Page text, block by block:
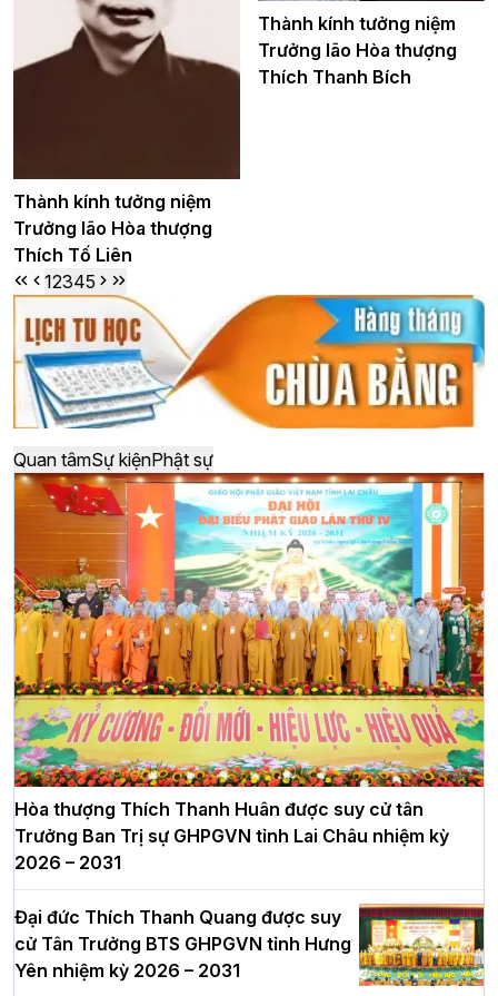
Thành kính tưởng niệm
Trưởng lão Hòa thượng
Thích Tố Liên
Thành kính tưởng niệm
Trưởng lão Hòa thượng
Thích Thanh Bích
12345
Quan tâmSự kiệnPhật sự
Hòa thượng Thích Thanh Huân được suy cử tân
Trưởng Ban Trị sự GHPGVN tỉnh Lai Châu nhiệm kỳ
2026 – 2031
Đại đức Thích Thanh Quang được suy
cử Tân Trưởng BTS GHPGVN tỉnh Hưng
Yên nhiệm kỳ 2026 – 2031